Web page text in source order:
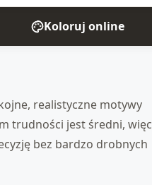
Koloruj online
realistyczne motywy
trudności jest średni, więc
bez bardzo drobnych